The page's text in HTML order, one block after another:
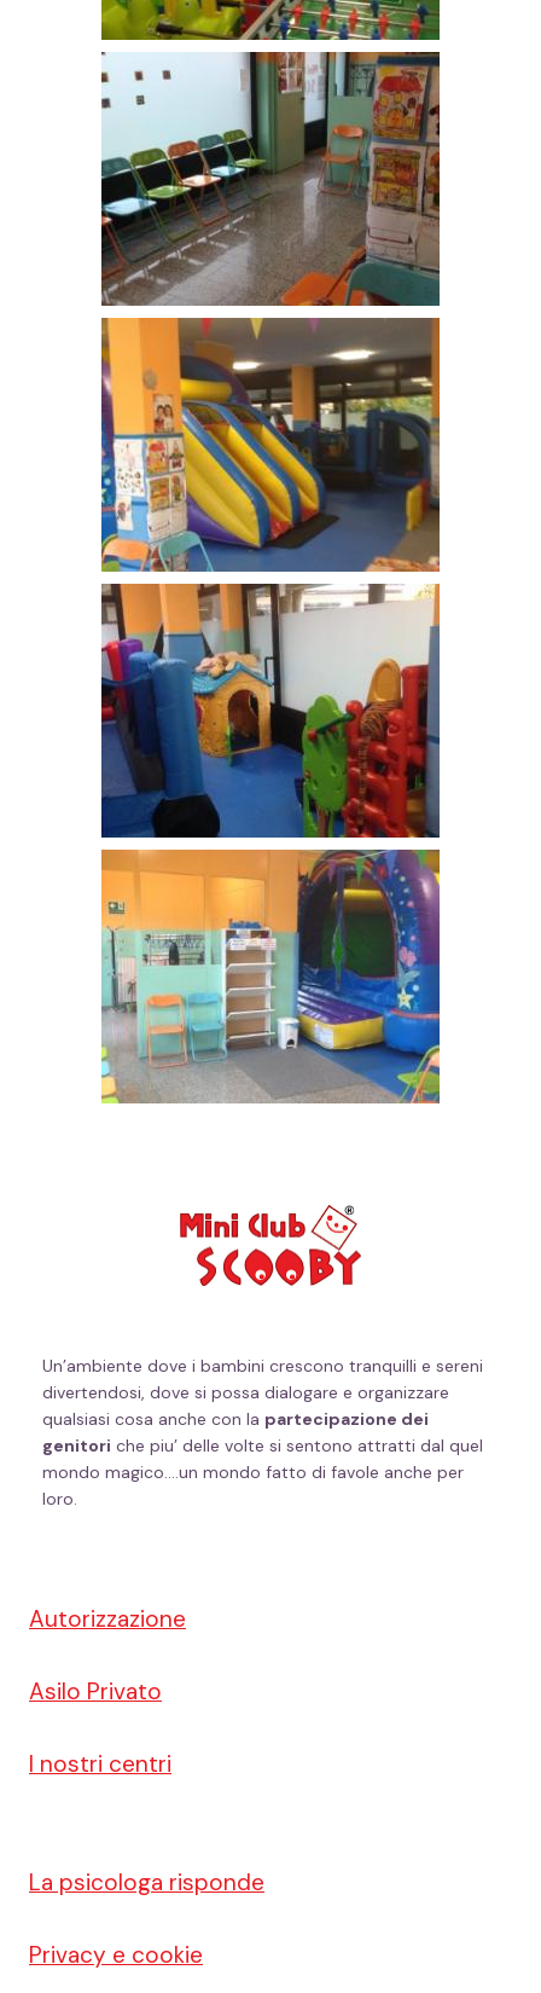
Un’ambiente dove i bambini crescono tranquilli e sereni
divertendosi, dove si possa dialogare e organizzare
qualsiasi cosa anche con la partecipazione dei
genitori che piu’ delle volte si sentono attratti dal quel
mondo magico….un mondo fatto di favole anche per
loro.
Autorizzazione
Asilo Privato
I nostri centri
La psicologa risponde
Privacy e cookie